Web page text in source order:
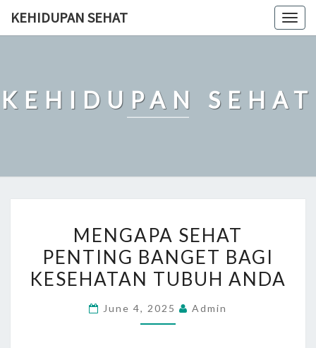
KEHIDUPAN SEHAT
KEHIDUPAN SEHAT
SEHAT
PENTING
BANGET
KESEHATAN
MENGAPA SEHAT
PENTING BANGET BAGI
KESEHATAN TUBUH ANDA
June 4, 2025 Admin